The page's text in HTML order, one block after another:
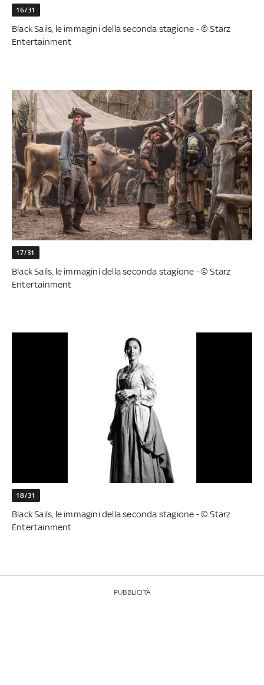
16/31
Black Sails, le immagini della seconda stagione - © Starz
Entertainment
17/31
Black Sails, le immagini della seconda stagione - © Starz
Entertainment
18/31
Black Sails, le immagini della seconda stagione - © Starz
Entertainment
PUBBLICITÀ